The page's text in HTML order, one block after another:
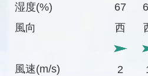
湿度(%)
風向
風速(m/s)
67
西
2